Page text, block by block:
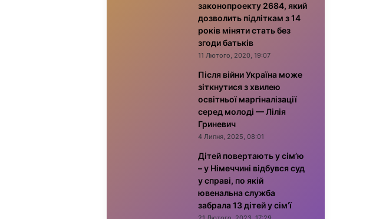
законопроекту 2684, який
дозволить підліткам з 14
років міняти стать без
згоди батьків
11 Лютого, 2020, 19:07
Після війни Україна може
зіткнутися з хвилею
освітньої маргіналізації
серед молоді — Лілія
Гриневич
4 Липня, 2025, 08:01
Дітей повертають у сім’ю
– у Німеччині відбувся суд
у справі, по якій
ювенальна служба
забрала 13 дітей у сім’ї